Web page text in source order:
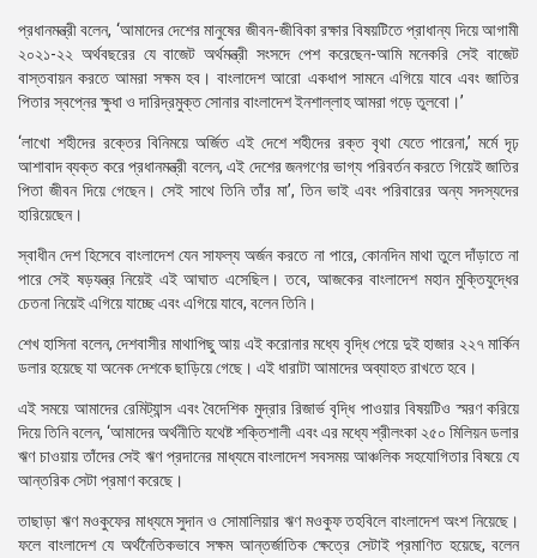
প্রধানমন্ত্রী বলেন, ‘আমাদের দেশের মানুষের জীবন-জীবিকা রক্ষার বিষয়টিতে প্রাধান্য দিয়ে আগামী
২০২১-২২ অর্থবছরের যে বাজেট অর্থমন্ত্রী সংসদে পেশ করেছেন-আমি মনেকরি সেই বাজেট
বাস্তবায়ন করতে আমরা সক্ষম হব। বাংলাদেশ আরো একধাপ সামনে এগিয়ে যাবে এবং জাতির
পিতার স্বপ্নের ক্ষুধা ও দারিদ্রমুক্ত সোনার বাংলাদেশ ইনশাল্লাহ আমরা গড়ে তুলবো।’
‘লাখো শহীদের রক্তের বিনিময়ে অর্জিত এই দেশে শহীদের রক্ত বৃথা যেতে পারেনা,’ মর্মে দৃঢ়
আশাবাদ ব্যক্ত করে প্রধানমন্ত্রী বলেন, এই দেশের জনগণের ভাগ্য পরিবর্তন করতে গিয়েই জাতির
পিতা জীবন দিয়ে গেছেন। সেই সাথে তিনি তাঁর মা’, তিন ভাই এবং পরিবারের অন্য সদস্যদের
হারিয়েছেন।
স্বাধীন দেশ হিসেবে বাংলাদেশ যেন সাফল্য অর্জন করতে না পারে, কোনদিন মাথা তুলে দাঁড়াতে না
পারে সেই ষড়যন্ত্র নিয়েই এই আঘাত এসেছিল। তবে, আজকের বাংলাদেশ মহান মুক্তিযুদ্ধের
চেতনা নিয়েই এগিয়ে যাচ্ছে এবং এগিয়ে যাবে, বলেন তিনি।
শেখ হাসিনা বলেন, দেশবাসীর মাথাপিছু আয় এই করোনার মধ্যে বৃদ্ধি পেয়ে দুই হাজার ২২৭ মার্কিন
ডলার হয়েছে যা অনেক দেশকে ছাড়িয়ে গেছে। এই ধারাটা আমাদের অব্যাহত রাখতে হবে।
এই সময়ে আমাদের রেমিট্যান্স এবং বৈদেশিক মুদ্রার রিজার্ভ বৃদ্ধি পাওয়ার বিষয়টিও স্মরণ করিয়ে
দিয়ে তিনি বলেন, ‘আমাদের অর্থনীতি যথেষ্ট শক্তিশালী এবং এর মধ্যে শ্রীলংকা ২৫০ মিলিয়ন ডলার
ঋণ চাওয়ায় তাঁদের সেই ঋণ প্রদানের মাধ্যমে বাংলাদেশ সবসময় আঞ্চলিক সহযোগিতার বিষয়ে যে
আন্তরিক সেটা প্রমাণ করেছে।
তাছাড়া ঋণ মওকুফের মাধ্যমে সুদান ও সোমালিয়ার ঋণ মওকুফ তহবিলে বাংলাদেশ অংশ নিয়েছে।
ফলে বাংলাদেশ যে অর্থনৈতিকভাবে সক্ষম আন্তর্জাতিক ক্ষেত্রে সেটাই প্রমাণিত হয়েছে, বলেন